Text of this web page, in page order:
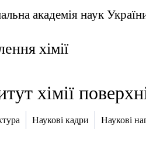
академія наук
хімії
хімії
Наукові кадри Наукові